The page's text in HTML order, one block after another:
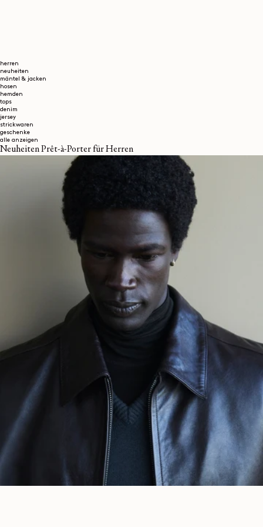
herren
neuheiten
mäntel & jacken
hosen
hemden
tops
denim
jersey
strickwaren
geschenke
alle anzeigen
Neuheiten Prêt-à-Porter für Herren